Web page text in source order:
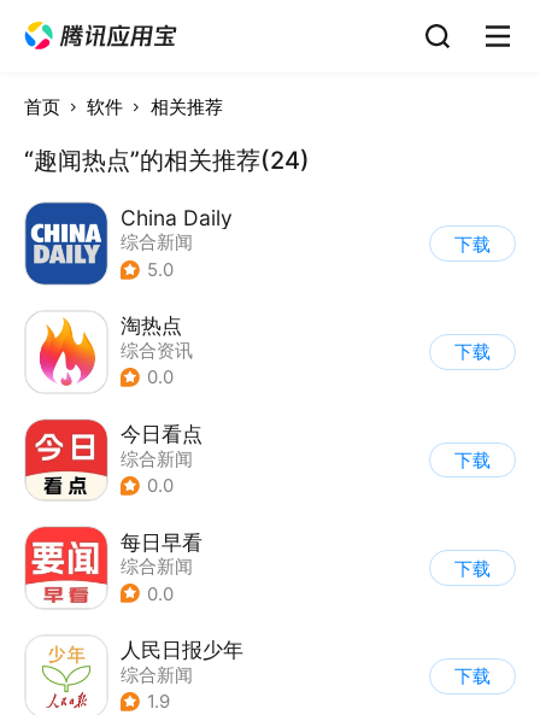
首页 软件 相关推荐
“趣闻热点”的相关推荐(24)
China Daily
综合新闻
5.0
下载
淘热点
综合资讯
0.0
下载
今日看点
综合新闻
0.0
下载
每日早看
综合新闻
0.0
下载
人民日报少年
综合新闻
1.9
下载